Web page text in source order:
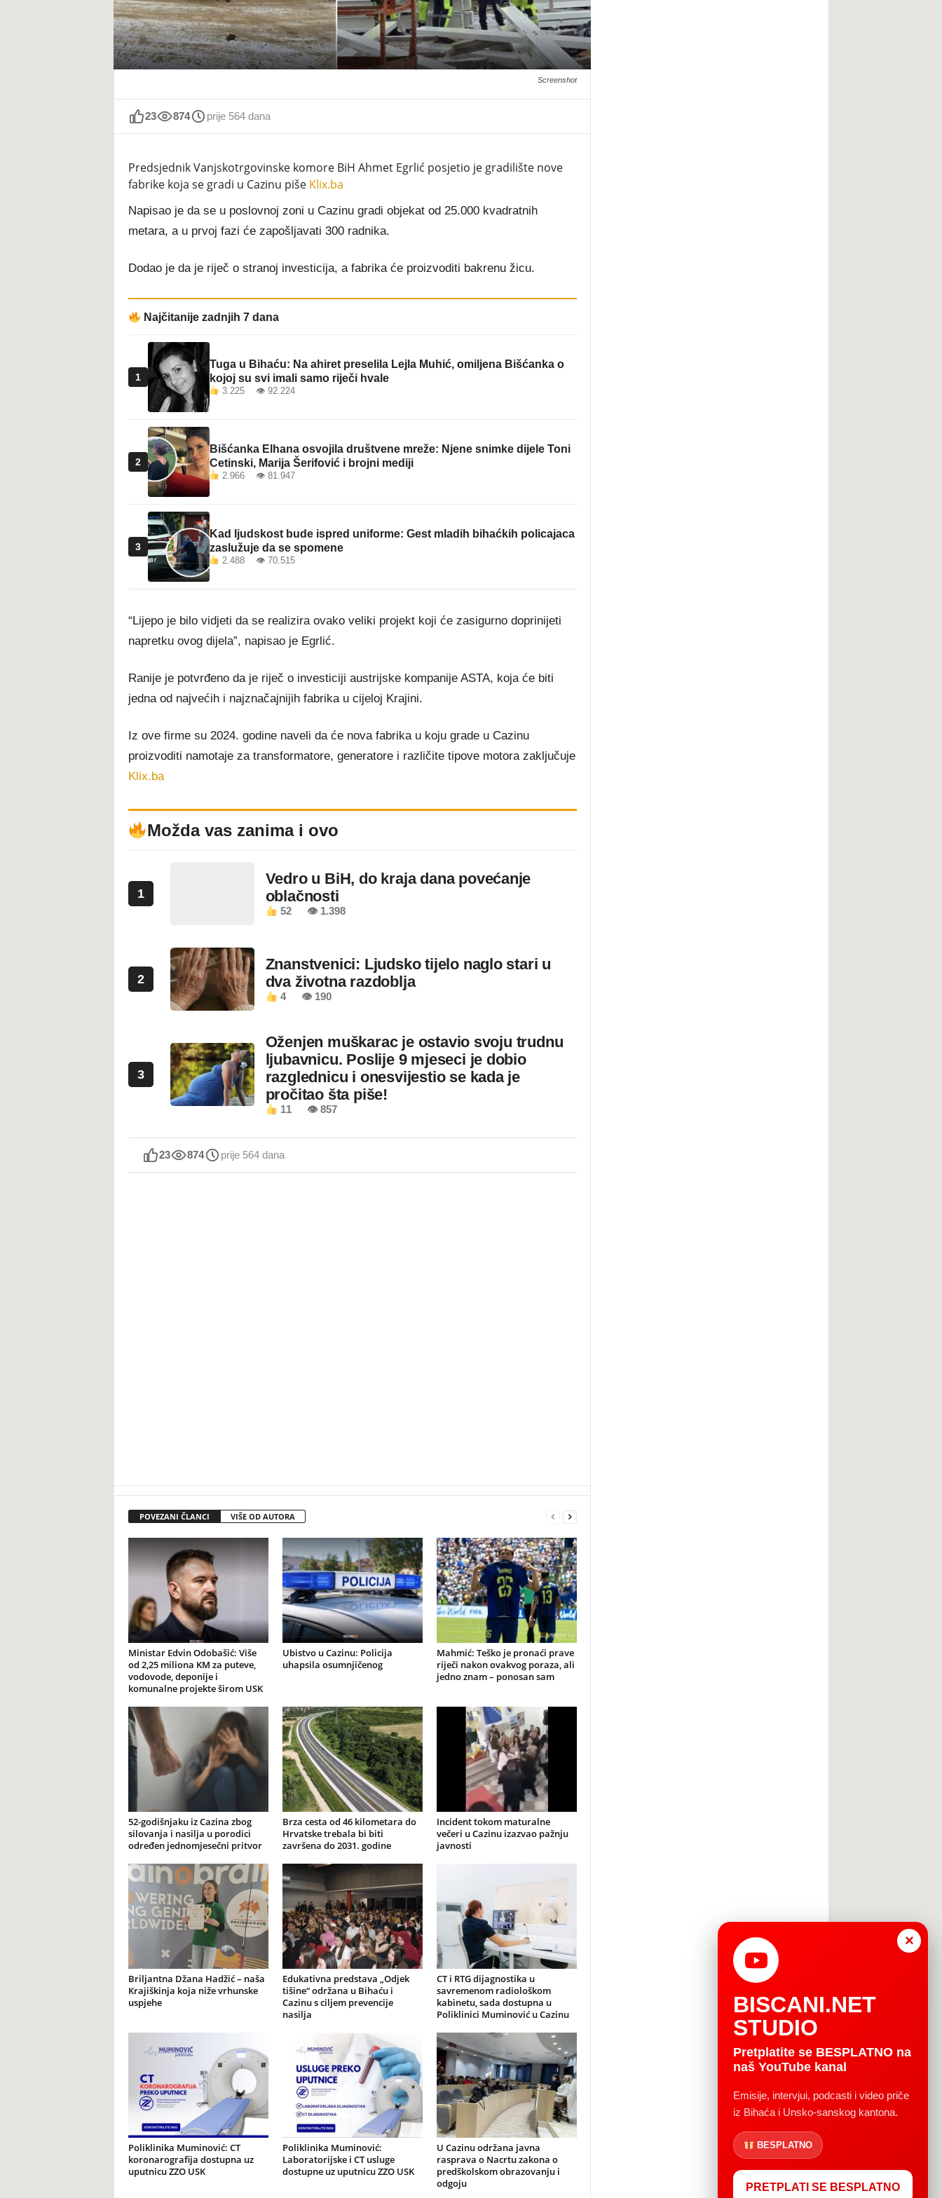
t
Screenshot
23 874 prije 564 dana
Predsjednik Vanjskotrgovinske komore BiH Ahmet Egrlić posjetio je gradilište nove
fabrike koja se gradi u Cazinu piše Klix.ba
Napisao je da se u poslovnoj zoni u Cazinu gradi objekat od 25.000 kvadratnih
metara, a u prvoj fazi će zapošljavati 300 radnika.
Dodao je da je riječ o stranoj investicija, a fabrika će proizvoditi bakrenu žicu.
Najčitanije zadnjih 7 dana
1
Tuga u Bihaću: Na ahiret preselila Lejla Muhić, omiljena Bišćanka o
kojoj su svi imali samo riječi hvale
3.225 👁 92.224
2
Bišćanka Elhana osvojila društvene mreže: Njene snimke dijele Toni
Cetinski, Marija Šerifović i brojni mediji
2.966 👁 81.947
3
Kad ljudskost bude ispred uniforme: Gest mladih bihaćkih policajaca
zaslužuje da se spomene
2.488 👁 70.515
“Lijepo je bilo vidjeti da se realizira ovako veliki projekt koji će zasigurno doprinijeti
napretku ovog dijela”, napisao je Egrlić.
Ranije je potvrđeno da je riječ o investiciji austrijske kompanije ASTA, koja će biti
jedna od najvećih i najznačajnijih fabrika u cijeloj Krajini.
Iz ove firme su 2024. godine naveli da će nova fabrika u koju grade u Cazinu
proizvoditi namotaje za transformatore, generatore i različite tipove motora zaključuje
Klix.ba
Možda vas zanima i ovo
1
Vedro u BiH, do kraja dana povećanje
oblačnosti
52 👁 1.398
2
Znanstvenici: Ljudsko tijelo naglo stari u
dva životna razdoblja
4 👁 190
3
Oženjen muškarac je ostavio svoju trudnu
ljubavnicu. Poslije 9 mjeseci je dobio
razglednicu i onesvijestio se kada je
pročitao šta piše!
11 👁 857
23 874 prije 564 dana
POVEZANI ČLANCI VIŠE OD AUTORA
Ministar Edvin Odobašić: Više
od 2,25 miliona KM za puteve,
vodovode, deponije i
komunalne projekte širom USK
Ubistvo u Cazinu: Policija
uhapsila osumnjičenog
Mahmić: Teško je pronaći prave
riječi nakon ovakvog poraza, ali
jedno znam – ponosan sam
52-godišnjaku iz Cazina zbog
silovanja i nasilja u porodici
određen jednomjesečni pritvor
Brza cesta od 46 kilometara do
Hrvatske trebala bi biti
završena do 2031. godine
Incident tokom maturalne
večeri u Cazinu izazvao pažnju
javnosti
Briljantna Džana Hadžić – naša
Krajiškinja koja niže vrhunske
uspjehe
Edukativna predstava „Odjek
tišine“ održana u Bihaću i
Cazinu s ciljem prevencije
nasilja
CT i RTG dijagnostika u
savremenom radiološkom
kabinetu, sada dostupna u
Poliklinici Muminović u Cazinu
Poliklinika Muminović: CT
koronarografija dostupna uz
uputnicu ZZO USK
Poliklinika Muminović:
Laboratorijske i CT usluge
dostupne uz uputnicu ZZO USK
U Cazinu održana javna
rasprava o Nacrtu zakona o
predškolskom obrazovanju i
odgoju
×
BISCANI.NET
STUDIO
Pretplatite se BESPLATNO na
naš YouTube kanal
Emisije, intervjui, podcasti i video priče
iz Bihaća i Unsko-sanskog kantona.
BESPLATNO
PRETPLATI SE BESPLATNO